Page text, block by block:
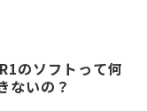
のソフトって何
ないの？